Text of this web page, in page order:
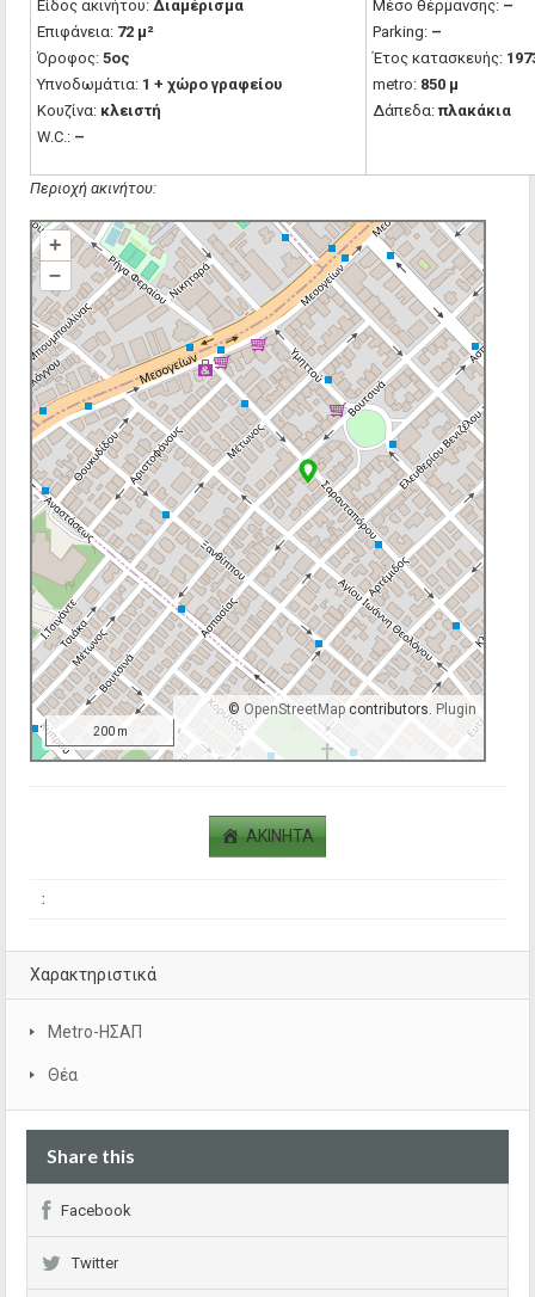
Είδος ακινήτου: Διαμέρισμα
Επιφάνεια: 72 μ²
Όροφος: 5ος
Υπνοδωμάτια: 1 + χώρο γραφείου
Κουζίνα: κλειστή
W.C.: –
Μέσο θέρμανσης: –
Parking: –
Έτος κατασκευής:
metro: 850 μ
Δάπεδα:πλακάκια
Περιοχή ακινήτου:
+
–
© OpenStreetMap contributors. Plugin
200 m
ΑΚΙΝΗΤΑ
:
Χαρακτηριστικά
Metro-ΗΣΑΠ
Θέα
Share this
Facebook
Twitter